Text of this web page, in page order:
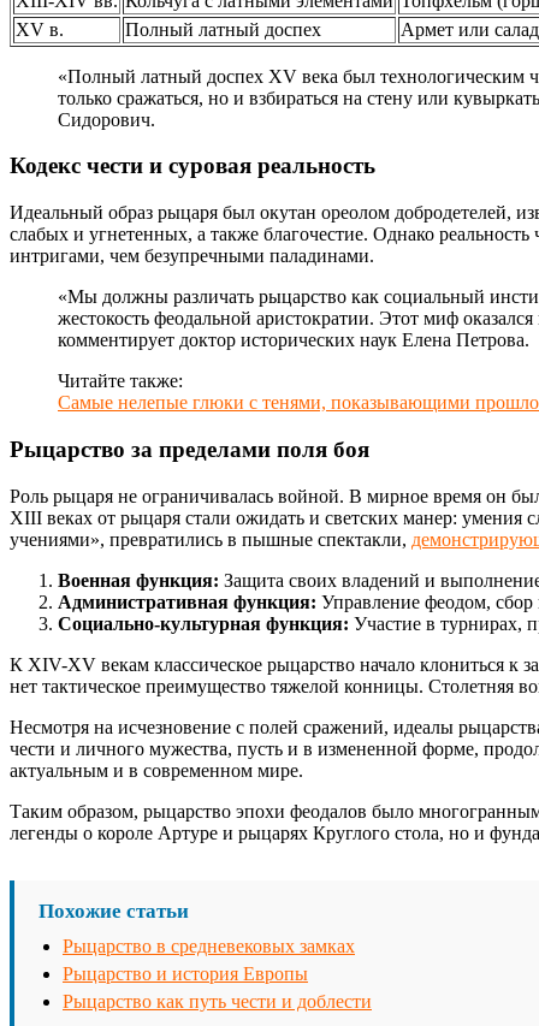
XV в.
Полный латный доспех Армет или салад
«Полный латный доспех XV века был технологическим
только сражаться, но и взбираться на стену или
Сидорович.
Кодекс чести и суровая реальность
Идеальный образ рыцаря был окутан ореолом добродетелей,
слабых и угнетенных, а также благочестие. Однако
интригами, чем безупречными паладинами.
«Мы должны различать рыцарство как социальный
жестокость феодальной аристократии. Этот миф
комментирует доктор исторических наук Елена Петрова.
Читайте также:
Самые нелепые глюки с тенями, показывающими
Рыцарство за пределами поля боя
Роль рыцаря не ограничивалась войной. В мирное время он
XIII веках от рыцаря стали ожидать и светских манер:
учениями», превратились в пышные спектакли,
Военная функция: Защита своих владений и
Административная функция: Управление феодом, сбор
Социально-культурная функция: Участие в турнирах,
К XIV-XV векам классическое рыцарство начало клониться к
нет тактическое преимущество тяжелой конницы. Столетняя
Несмотря на исчезновение с полей сражений, идеалы
чести и личного мужества, пусть и в измененной форме,
актуальным и в современном мире.
Таким образом, рыцарство эпохи феодалов было
легенды о короле Артуре и рыцарях Круглого стола, но и
Похожие статьи
Рыцарство в средневековых замках
Рыцарство и история Европы
Рыцарство как путь чести и доблести